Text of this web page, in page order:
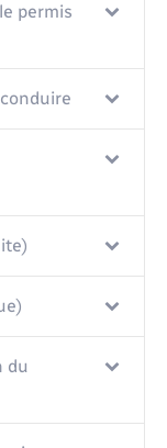
permis
du